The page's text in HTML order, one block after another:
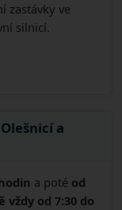
zastávky ve
silnicí.
a
a poté od
vždy od 7:30 do